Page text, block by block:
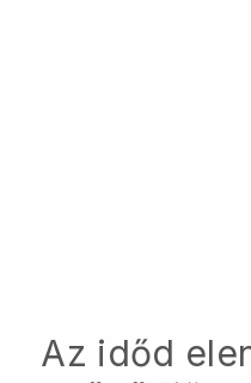
Az időd